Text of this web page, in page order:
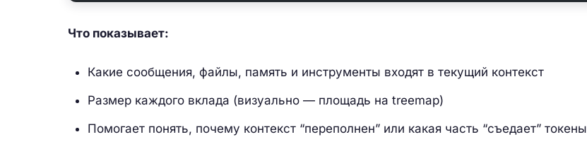
Что показывает:
Какие сообщения, файлы, память и инструменты входят в текущий контекст
Размер каждого вклада (визуально — площадь на treemap)
Помогает понять, почему контекст “переполнен” или какая часть “съедает” токены